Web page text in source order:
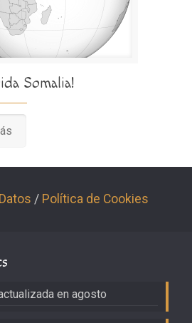
Somalia!
/ Política de Cookies
en agosto